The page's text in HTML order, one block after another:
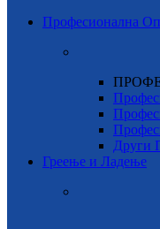
Професионална
Други
Греење и Ладење